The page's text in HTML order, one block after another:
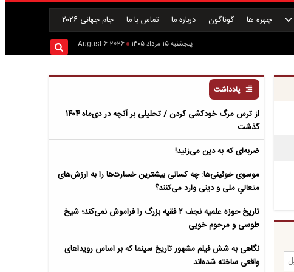
چهره ها گوناگون درباره ما تماس با ما جام جهانی ۲۰۲۶
پنجشنبه ۱۵ مرداد ۱۴۰۵ 2026 August 6
یادداشت
از ترس مرگ خودکشی کردن / تحلیلی بر آنچه در دی‌ماه ۱۴۰۴
گذشت
ضربه‌ای که به دین می‌زنید!
موسوی خوئینی‌ها: چه کسانی بیشترین خسارت‌ها را به ارزش‌های
متعالیِ ملی و دینی وارد می‌کنند؟
تاریخ حوزه علمیه نجف ۲ فقیه بزرگ را فراموش نمی‌کند؛ شیخ
طوسی و مرحوم خویی
نگاهی به شش فیلم مشهور تاریخ سینما که بر اساس رویداهای
واقعی ساخته شده‌اند